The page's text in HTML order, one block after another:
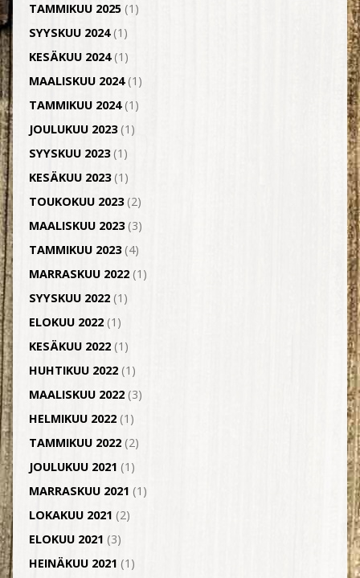
TAMMIKUU 2025(1)
SYYSKUU 2024(1)
KESÄKUU 2024(1)
MAALISKUU 2024(1)
TAMMIKUU 2024(1)
JOULUKUU 2023(1)
SYYSKUU 2023(1)
KESÄKUU 2023(1)
TOUKOKUU 2023(2)
MAALISKUU 2023(3)
TAMMIKUU 2023(4)
MARRASKUU 2022(1)
SYYSKUU 2022(1)
ELOKUU 2022(1)
KESÄKUU 2022(1)
HUHTIKUU 2022(1)
MAALISKUU 2022(3)
HELMIKUU 2022(1)
TAMMIKUU 2022(2)
JOULUKUU 2021 (1)
MARRASKUU 2021 (1)
LOKAKUU 2021 (2)
ELOKUU 2021 (3)
HEINÄKUU 2021 (1)